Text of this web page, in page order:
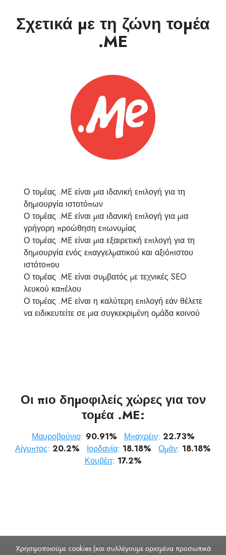
Σχετικά με τη ζώνη τομέα
.ME
Ο τομέας .ME είναι μια ιδανική επιλογή για τη
δημιουργία ιστοτόπων
Ο τομέας .ME είναι μια ιδανική επιλογή για μια
γρήγορη προώθηση επωνυμίας
Ο τομέας .ME είναι μια εξαιρετική επιλογή για τη
δημιουργία ενός επαγγελματικού και αξιόπιστου
ιστότοπου
Ο τομέας .ME είναι συμβατός με τεχνικές SEO
λευκού καπέλου
Ο τομέας .ME είναι η καλύτερη επιλογή εάν θέλετε
να ειδικευτείτε σε μια συγκεκριμένη ομάδα κοινού
Οι πιο δημοφιλείς χώρες για τον
τομέα .ME:
Μαυροβούνιο: 90.91% Μπαχρέιν: 22.73%
Αίγυπτος: 20.2% Ιορδανία: 18.18% Ομάν: 18.18%
Κουβέιτ: 17.2%
Χρησιμοποιούμε cookies (και συλλέγουμε ορισμένα προσωπικά